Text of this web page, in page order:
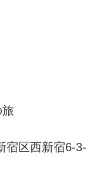
宿区西新宿6-3-